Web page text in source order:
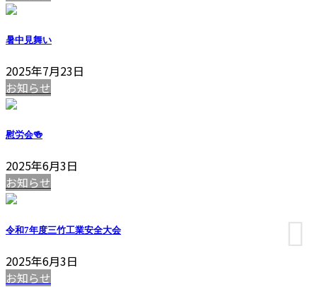
暑中見舞い
2025年7月23日
お知らせ
慰労会🍻
2025年6月3日
お知らせ
令和7年度三竹工業安全大会
2025年6月3日
お知らせ